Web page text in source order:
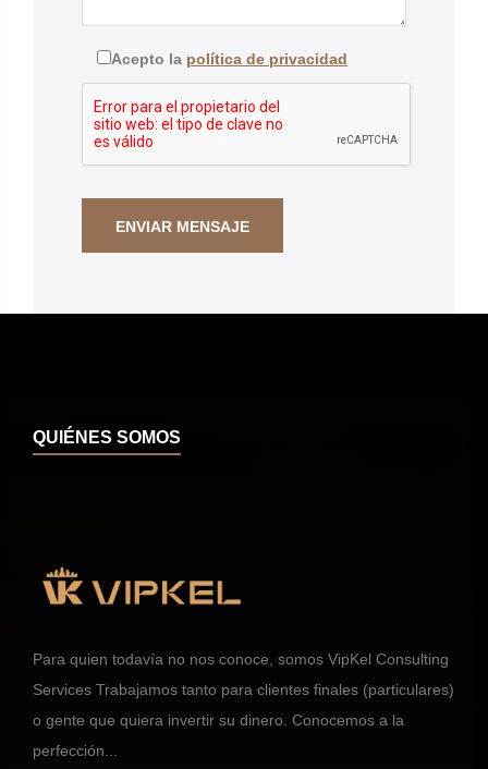
Acepto la política de privacidad
QUIÉNES SOMOS
Para quien todavía no nos conoce, somos VipKel Consulting
Services Trabajamos tanto para clientes finales (particulares)
o gente que quiera invertir su dinero. Conocemos a la
perfección...